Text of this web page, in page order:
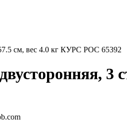
см, вес 4.0 кг КУРС РОС 65392